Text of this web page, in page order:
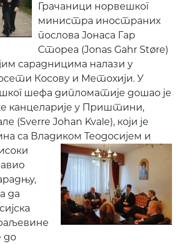
Грачаници норвешког
министра иностраних
послова Јонаса Гар
Стореа (Jonas Gahr Støre)
сарадницима налази у
Косову и Метохији. У
шефа дипломатије дошао је
канцеларије у Приштини,
(Sverre Johan Kvale), који је
са Владиком Теодосијем и
да
до